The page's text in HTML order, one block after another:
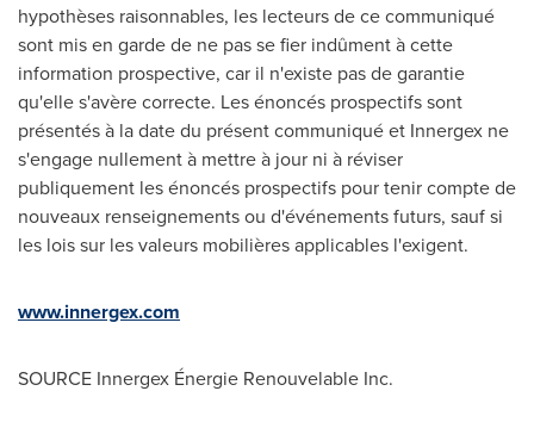
hypothèses raisonnables, les lecteurs de ce communiqué
sont mis en garde de ne pas se fier indûment à cette
information prospective, car il n'existe pas de garantie
qu'elle s'avère correcte. Les énoncés prospectifs sont
présentés à la date du présent communiqué et Innergex ne
s'engage nullement à mettre à jour ni à réviser
publiquement les énoncés prospectifs pour tenir compte de
nouveaux renseignements ou d'événements futurs, sauf si
les lois sur les valeurs mobilières applicables l'exigent.
www.innergex.com
SOURCE Innergex Énergie Renouvelable Inc.